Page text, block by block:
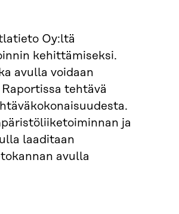
Oy:ltä
kehittämiseksi.
avulla voidaan
tehtävä
ja
laaditaan
avulla